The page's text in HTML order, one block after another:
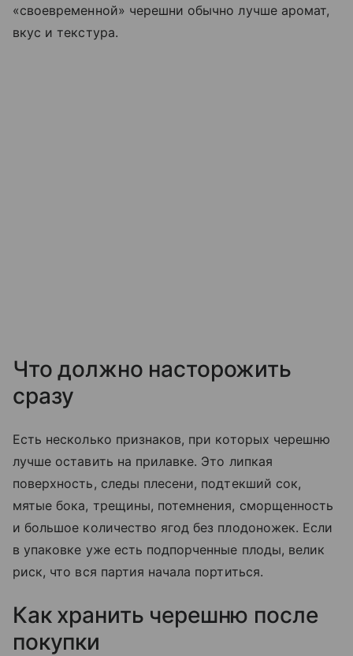
«своевременной» черешни обычно лучше аромат,
вкус и текстура.
Что должно насторожить
сразу
Есть несколько признаков, при которых черешню
лучше оставить на прилавке. Это липкая
поверхность, следы плесени, подтекший сок,
мятые бока, трещины, потемнения, сморщенность
и большое количество ягод без плодоножек. Если
в упаковке уже есть подпорченные плоды, велик
риск, что вся партия начала портиться.
Как хранить черешню после
покупки